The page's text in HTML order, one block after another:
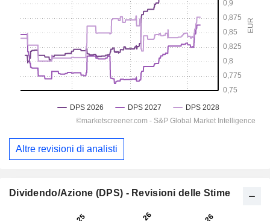
Altre revisioni di analisti
Dividendo/Azione (DPS) - Revisioni delle Stime